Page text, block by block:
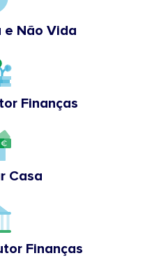
e Não Vida
Finanças
Casa
Finanças